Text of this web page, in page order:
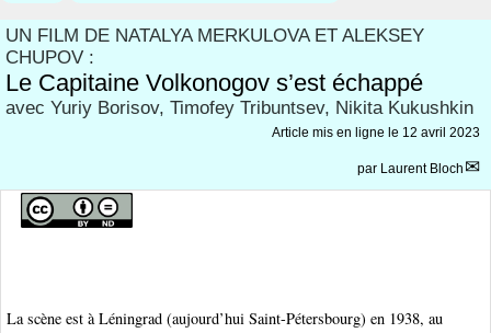
UN FILM DE NATALYA MERKULOVA ET ALEKSEY
CHUPOV :
Le Capitaine Volkonogov s’est échappé
avec Yuriy Borisov, Timofey Tribuntsev, Nikita Kukushkin
Article mis en ligne le 12 avril 2023
par Laurent Bloch
La scène est à Léningrad (aujourd’hui Saint-Pétersbourg) en 1938, au